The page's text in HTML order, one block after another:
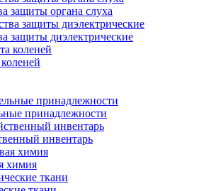
защиты органа слуха
защиты диэлектрические
принадлежности
инвентарь
химия